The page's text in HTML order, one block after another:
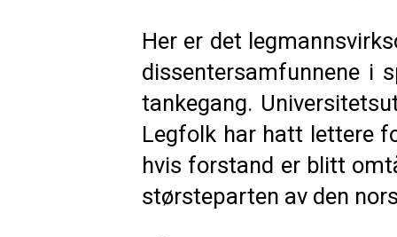
Her er det
dissentersamfunnene i
tankegang.
Legfolk har hatt lettere
hvis forstand er blitt
størsteparten av den